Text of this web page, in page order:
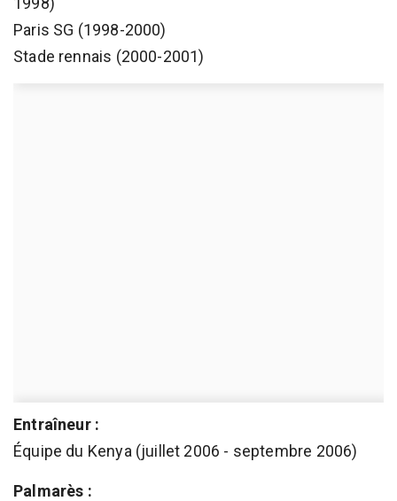
Paris SG (1998-2000)
Stade rennais (2000-2001)
Entraîneur :
Équipe du Kenya (juillet 2006 - septembre 2006)
Palmarès :